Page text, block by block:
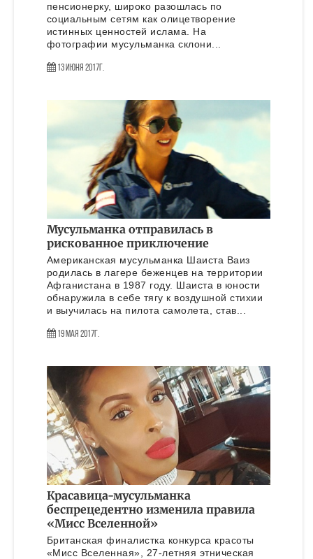
пенсионерку, широко разошлась по
социальным сетям как олицетворение
истинных ценностей ислама. На
фотографии мусульманка склони...
13 Июня 2017г.
Мусульманка отправилась в
рискованное приключение
Американская мусульманка Шаиста Ваиз
родилась в лагере беженцев на территории
Афганистана в 1987 году. Шаиста в юности
обнаружила в себе тягу к воздушной стихии
и выучилась на пилота самолета, став...
19 Мая 2017г.
Красавица-мусульманка
беспрецедентно изменила правила
«Мисс Вселенной»
Британская финалистка конкурса красоты
«Мисс Вселенная», 27-летняя этническая